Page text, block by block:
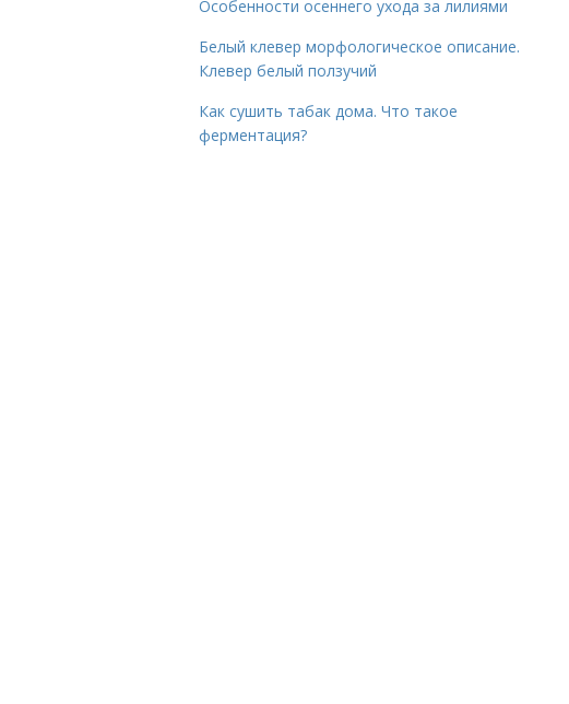
Особенности осеннего ухода за лилиями
Белый клевер морфологическое описание.
Клевер белый ползучий
Как сушить табак дома. Что такое
ферментация?